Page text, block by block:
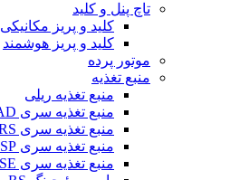
تاچ پنل و کلید
کلید و پریز مکانیکی
کلید و پریز هوشمند
موتور پرده
منبع تغذیه
منبع تغذیه ریلی
منبع تغذیه سری AD
منبع تغذیه سری LRS
منبع تغذیه سری RSP
منبع تغذیه سری SE